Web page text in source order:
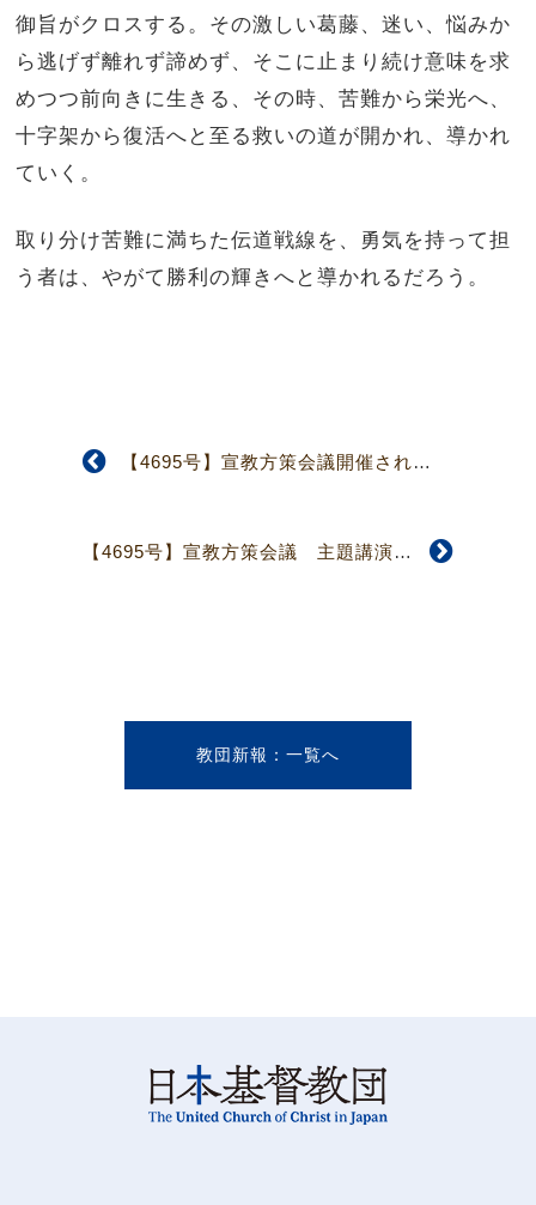
御旨がクロスする。その激しい葛藤、迷い、悩みか
ら逃げず離れず諦めず、そこに止まり続け意味を求
めつつ前向きに生きる、その時、苦難から栄光へ、
十字架から復活へと至る救いの道が開かれ、導かれ
ていく。
取り分け苦難に満ちた伝道戦線を、勇気を持って担
う者は、やがて勝利の輝きへと導かれるだろう。
【4695号】宣教方策会議開催される
【4695号】宣教方策会議 主題講演 教憲に示された教会観
教団新報